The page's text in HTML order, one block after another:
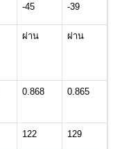
-45 -39
ผ่าน ผ่าน
0.868 0.865
122 129